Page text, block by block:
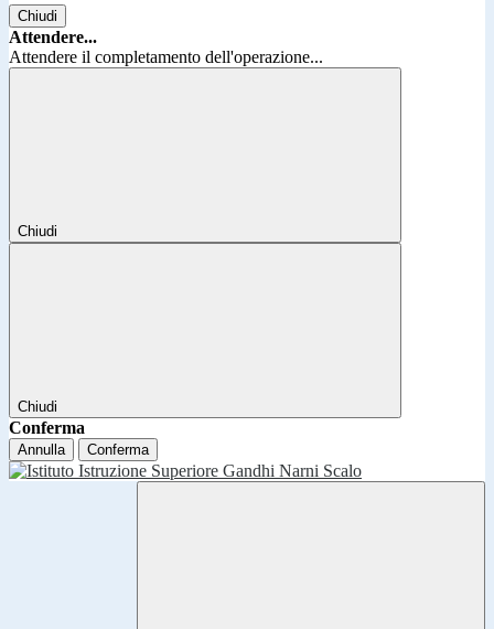
Chiudi
Attendere...
Attendere il completamento dell'operazione...
Chiudi
Chiudi
Conferma
Annulla Conferma